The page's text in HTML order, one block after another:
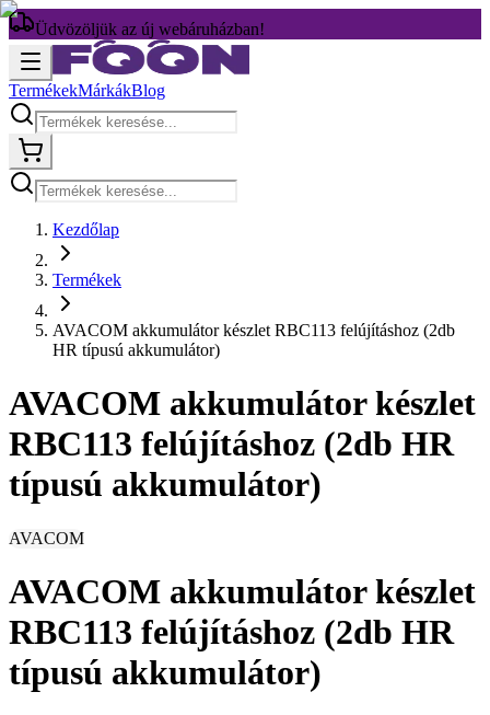
Üdvözöljük az új webáruházban!
TermékekMárkákBlog
Kezdőlap
Termékek
AVACOM akkumulátor készlet RBC113 felújításhoz (2db
HR típusú akkumulátor)
AVACOM akkumulátor készlet
RBC113 felújításhoz (2db HR
típusú akkumulátor)
AVACOM
AVACOM akkumulátor készlet
RBC113 felújításhoz (2db HR
típusú akkumulátor)